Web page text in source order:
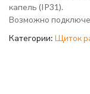
капель (IP31).
Возможно
Категории: Щиток